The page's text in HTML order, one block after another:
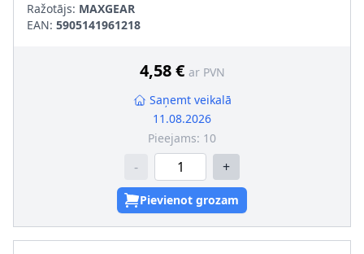
Ražotājs: MAXGEAR
EAN: 5905141961218
4,58 € ar PVN
Saņemt veikalā
11.08.2026
Pieejams: 10
- +
Pievienot grozam